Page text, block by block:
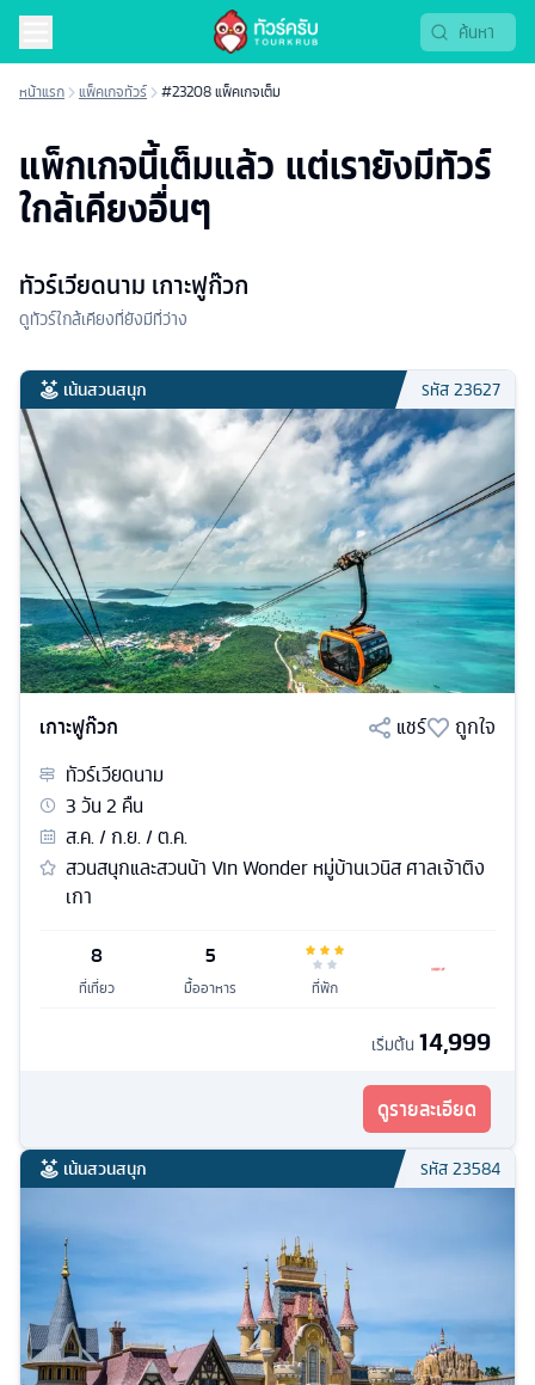
หน้าแรก แพ็คเกจทัวร์ #23208 แพ็คเกจเต็ม
แพ็กเกจนี้เต็มแล้ว แต่เรายังมีทัวร์
ใกล้เคียงอื่นๆ
ทัวร์เวียดนาม เกาะฟูก๊วก
ดูทัวร์ใกล้เคียงที่ยังมีที่ว่าง
เน้นสวนสนุก รหัส23627
เกาะฟูก๊วก แชร์
ถูกใจ
ทัวร์เวียดนาม
3วัน2 คืน
ส.ค. / ก.ย. / ต.ค.
สวนสนุกและสวนน้า Vin Wonder หมู่บ้านเวนิส ศาลเจ้าติง
เกา
8
ที่เที่ยว
5
มื้ออาหาร ที่พัก
เริ่มต้น 14,999
ดูรายละเอียด
เน้นสวนสนุก รหัส23584